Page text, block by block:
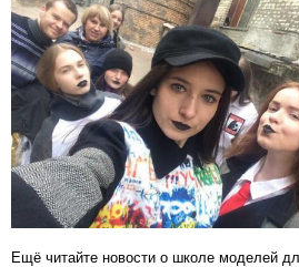
Ещё читайте новости о школе моделей